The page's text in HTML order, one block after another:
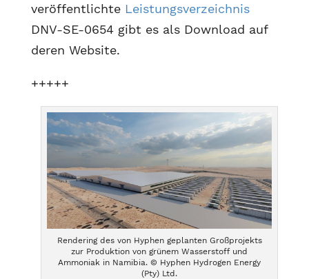
veröffentlichte Leistungsverzeichnis
DNV-SE-0654 gibt es als Download auf
deren Website.
+++++
Rendering des von Hyphen geplanten Großprojekts
zur Produktion von grünem Wasserstoff und
Ammoniak in Namibia. © Hyphen Hydrogen Energy
(Pty) Ltd.